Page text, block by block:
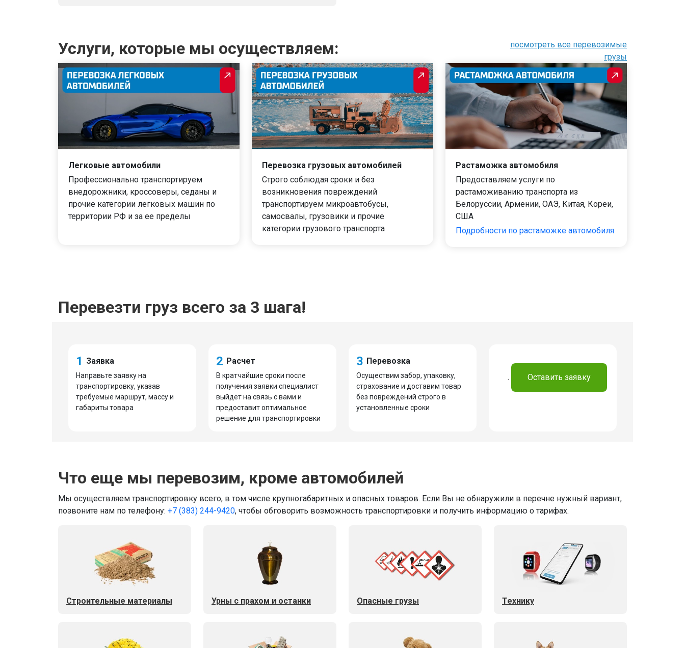
Услуги, которые мы осуществляем:
посмотреть все перевозимые
грузы
Легковые автомобили
Профессионально транспортируем
внедорожники, кроссоверы, седаны и
прочие категории легковых машин по
территории РФ и за ее пределы
Перевозка грузовых автомобилей
Строго соблюдая сроки и без
возникновения повреждений
транспортируем микроавтобусы,
самосвалы, грузовики и прочие
категории грузового транспорта
Растаможка автомобиля
Предоставляем услуги по
растаможиванию транспорта из
Белоруссии, Армении, ОАЭ, Китая, Кореи,
США
Подробности по растаможке автомобиля
Перевезти груз всего за 3 шага!
1 Заявка
Направьте заявку на
транспортировку, указав
требуемые маршрут, массу и
габариты товара
2 Расчет
В кратчайшие сроки после
получения заявки специалист
выйдет на связь с вами и
предоставит оптимальное
решение для транспортировки
3 Перевозка
Осуществим забор, упаковку,
страхование и доставим товар
без повреждений строго в
установленные сроки
. Оставить заявку
Что еще мы перевозим, кроме автомобилей
Мы осуществляем транспортировку всего, в том числе крупногабаритных и опасных товаров. Если Вы не обнаружили в перечне нужный вариант,
позвоните нам по телефону: +7 (383) 244-9420, чтобы обговорить возможность транспортировки и получить информацию о тарифах.
Строительные материалы Урны с прахом и останки Опасные грузы Технику